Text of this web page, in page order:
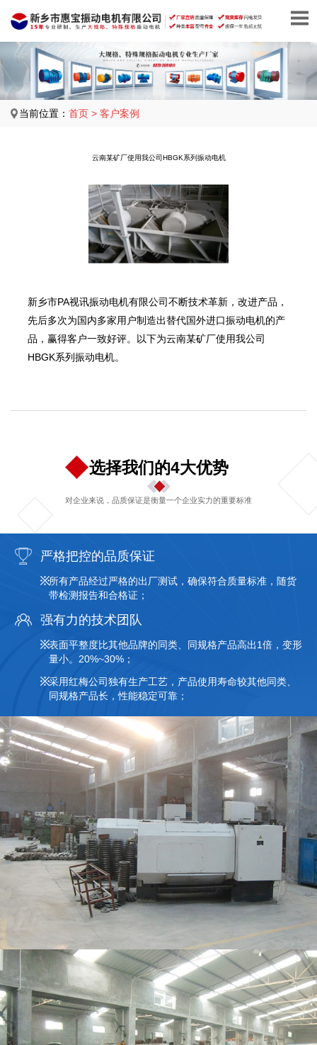
当前位置： 首页> 客户案例
云南某矿厂使用我公司HBGK系列振动电机
新乡市PA视讯振动电机有限公司不断技术革新，改进产品，
先后多次为国内多家用户制造出替代国外进口振动电机的产
品，赢得客户一致好评。以下为云南某矿厂使用我公司
HBGK系列振动电机。
选择我们的4大优势
对企业来说，品质保证是衡量一个企业实力的重要标准
严格把控的品质保证
所有产品经过严格的出厂测试，确保符合质量标准，随货
带检测报告和合格证；
强有力的技术团队
表面平整度比其他品牌的同类、同规格产品高出1倍，变形
量小。20%~30%；
采用红梅公司独有生产工艺，产品使用寿命较其他同类、
同规格产品长，性能稳定可靠；